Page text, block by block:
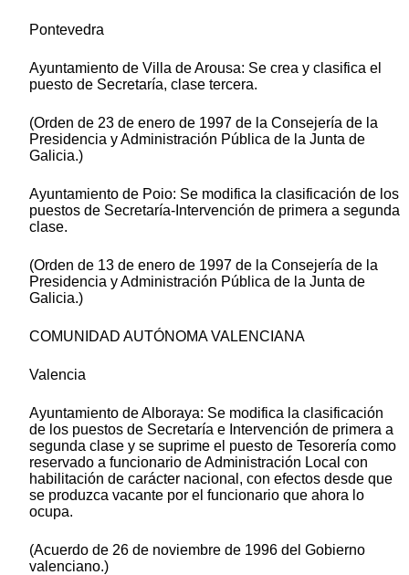
Pontevedra
Ayuntamiento de Villa de Arousa: Se crea y clasifica el
puesto de Secretaría, clase tercera.
(Orden de 23 de enero de 1997 de la Consejería de la
Presidencia y Administración Pública de la Junta de
Galicia.)
Ayuntamiento de Poio: Se modifica la clasificación de los
puestos de Secretaría-Intervención de primera a segunda
clase.
(Orden de 13 de enero de 1997 de la Consejería de la
Presidencia y Administración Pública de la Junta de
Galicia.)
COMUNIDAD AUTÓNOMA VALENCIANA
Valencia
Ayuntamiento de Alboraya: Se modifica la clasificación
de los puestos de Secretaría e Intervención de primera a
segunda clase y se suprime el puesto de Tesorería como
reservado a funcionario de Administración Local con
habilitación de carácter nacional, con efectos desde que
se produzca vacante por el funcionario que ahora lo
ocupa.
(Acuerdo de 26 de noviembre de 1996 del Gobierno
valenciano.)